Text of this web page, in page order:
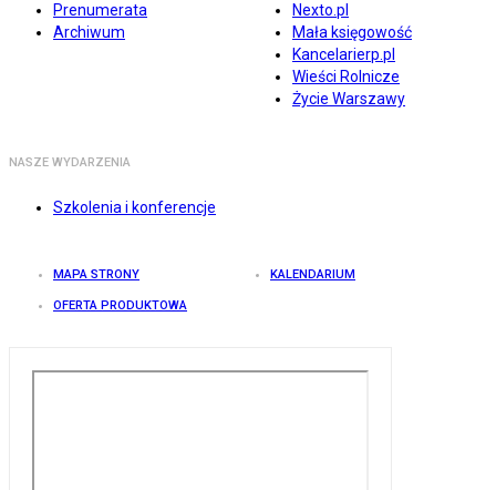
Prenumerata
Archiwum
Nexto.pl
Mała księgowość
Kancelarierp.pl
Wieści Rolnicze
Życie Warszawy
NASZE WYDARZENIA
Szkolenia i konferencje
MAPA STRONY KALENDARIUM
OFERTA PRODUKTOWA